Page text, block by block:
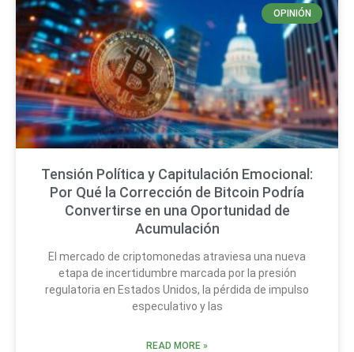
OPINIÓN
Tensión Política y Capitulación Emocional:
Por Qué la Corrección de Bitcoin Podría
Convertirse en una Oportunidad de
Acumulación
El mercado de criptomonedas atraviesa una nueva
etapa de incertidumbre marcada por la presión
regulatoria en Estados Unidos, la pérdida de impulso
especulativo y las
READ MORE »